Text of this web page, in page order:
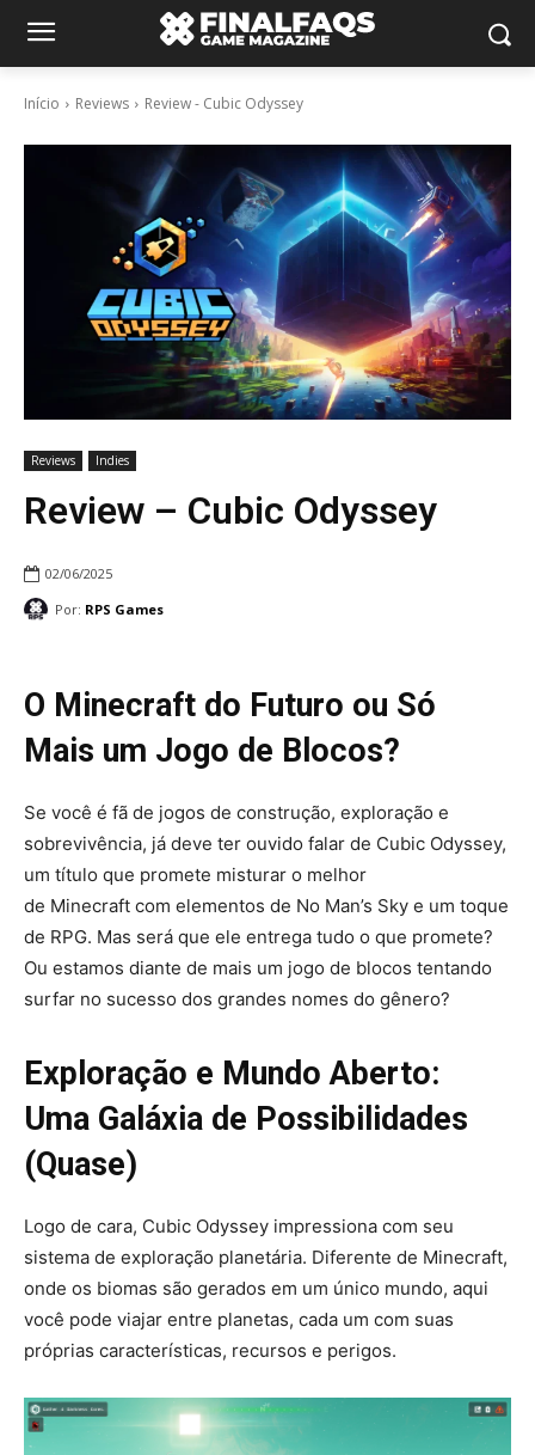
Início Reviews Review - Cubic Odyssey
Reviews Indies
Review – Cubic Odyssey
02/06/2025
Por: RPS Games
O Minecraft do Futuro ou Só
Mais um Jogo de Blocos?
Se você é fã de jogos de construção, exploração e
sobrevivência, já deve ter ouvido falar de Cubic Odyssey,
um título que promete misturar o melhor
de Minecraft com elementos de No Man’s Sky e um toque
de RPG. Mas será que ele entrega tudo o que promete?
Ou estamos diante de mais um jogo de blocos tentando
surfar no sucesso dos grandes nomes do gênero?
Exploração e Mundo Aberto:
Uma Galáxia de Possibilidades
(Quase)
Logo de cara, Cubic Odyssey impressiona com seu
sistema de exploração planetária. Diferente de Minecraft,
onde os biomas são gerados em um único mundo, aqui
você pode viajar entre planetas, cada um com suas
próprias características, recursos e perigos.